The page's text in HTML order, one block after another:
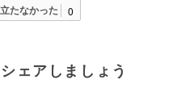
たなかった 0
ェアしましょう